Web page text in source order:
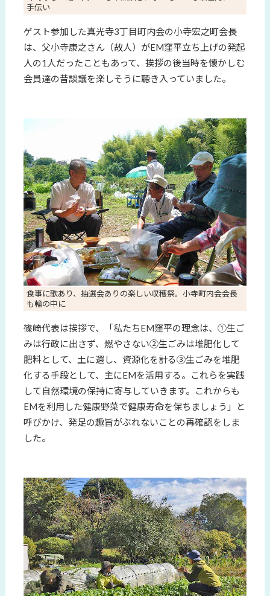
手伝い
ゲスト参加した真光寺3丁目町内会の小寺宏之町会長
は、父小寺康之さん（故人）がEM窪平立ち上げの発起
人の1人だったこともあって、挨拶の後当時を懐かしむ
会員達の昔談議を楽しそうに聴き入っていました。
食事に歌あり、抽選会ありの楽しい収穫祭。小寺町内会会長
も輪の中に
篠崎代表は挨拶で、「私たちEM窪平の理念は、①生ご
みは行政に出さず、燃やさない②生ごみは堆肥化して
肥料として、土に還し、資源化を計る③生ごみを堆肥
化する手段として、主にEMを活用する。これらを実践
して自然環境の保持に寄与していきます。これからも
EMを利用した健康野菜で健康寿命を保ちましょう」と
呼びかけ、発足の趣旨がぶれないことの再確認をしま
した。